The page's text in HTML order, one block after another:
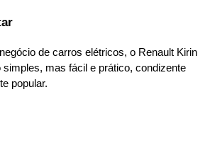
de carros elétricos, o Renault Kirin
mas fácil e prático, condizente
popular.